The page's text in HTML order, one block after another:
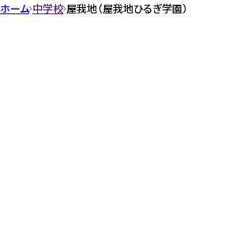
ホーム 中学校 屋我地（屋我地ひるぎ学園）